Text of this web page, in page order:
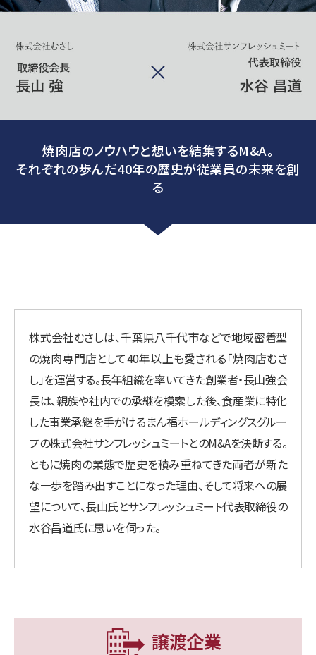
焼肉店のノウハウと想いを結集するM&A。
それぞれの歩んだ40年の歴史が従業員の未来を創
る
株式会社むさしは、千葉県八千代市などで地域密着型
の焼肉専門店として40年以上も愛される「焼肉店むさ
し」を運営する。長年組織を率いてきた創業者・長山強会
長は、親族や社内での承継を模索した後、食産業に特化
した事業承継を手がけるまん福ホールディングスグルー
プの株式会社サンフレッシュミートとのM&Aを決断する。
ともに焼肉の業態で歴史を積み重ねてきた両者が新た
な一歩を踏み出すことになった理由、そして将来への展
望について、長山氏とサンフレッシュミート代表取締役の
水谷昌道氏に思いを伺った。
譲渡企業